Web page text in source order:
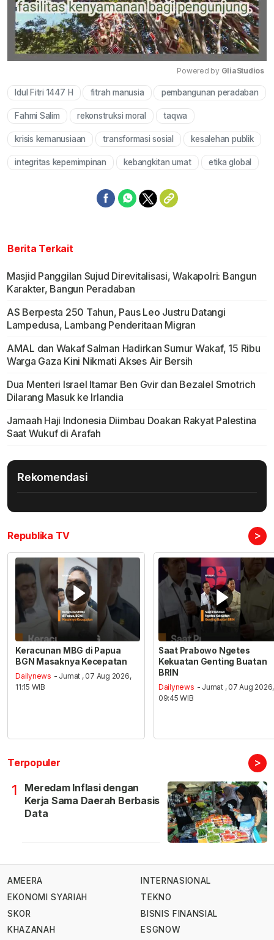
Mute
Powered by GliaStudios
Idul Fitri 1447 H fitrah manusia pembangunan peradaban
Fahmi Salim rekonstruksi moral taqwa
krisis kemanusiaan transformasi sosial kesalehan publik
integritas kepemimpinan kebangkitan umat etika global
Berita Terkait
Masjid Panggilan Sujud Direvitalisasi, Wakapolri: Bangun
Karakter, Bangun Peradaban
AS Berpesta 250 Tahun, Paus Leo Justru Datangi
Lampedusa, Lambang Penderitaan Migran
AMAL dan Wakaf Salman Hadirkan Sumur Wakaf, 15 Ribu
Warga Gaza Kini Nikmati Akses Air Bersih
Dua Menteri Israel Itamar Ben Gvir dan Bezalel Smotrich
Dilarang Masuk ke Irlandia
Jamaah Haji Indonesia Diimbau Doakan Rakyat Palestina
Saat Wukuf di Arafah
Rekomendasi
Republika TV >
Keracunan MBG di Papua
BGN Masaknya Kecepatan
Dailynews - Jumat , 07 Aug 2026,
11:15 WIB
Saat Prabowo Ngetes
Kekuatan Genting Buatan
BRIN
Dailynews - Jumat , 07 Aug 2026,
09:45 WIB
Terpopuler >
1
Meredam Inflasi dengan
Kerja Sama Daerah Berbasis
Data
AMEERA
EKONOMI SYARIAH
SKOR
KHAZANAH
INTERNASIONAL
TEKNO
BISNIS FINANSIAL
ESGNOW